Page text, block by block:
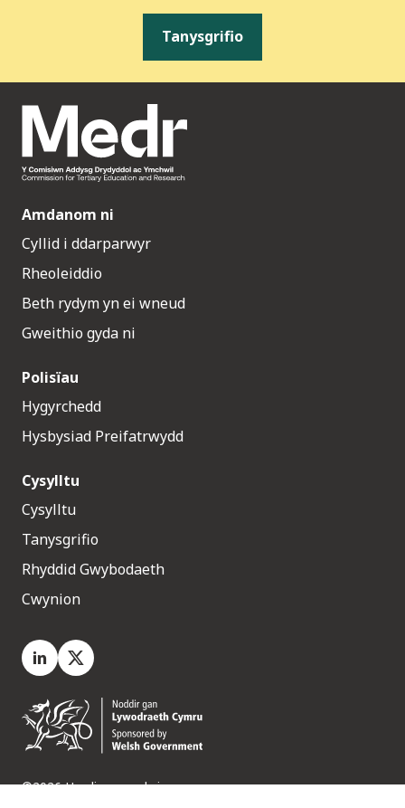
Tanysgrifio
Amdanom ni
Cyllid i ddarparwyr
Rheoleiddio
Beth rydym yn ei wneud
Gweithio gyda ni
Polisïau
Hygyrchedd
Hysbysiad Preifatrwydd
Cysylltu
Cysylltu
Tanysgrifio
Rhyddid Gwybodaeth
Cwynion
LinkedIn
X.com
©2026 Hawliau a gedwir